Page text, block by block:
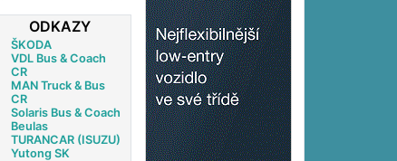
ODKAZY
ŠKODA
VDL Bus & Coach
CR
MAN Truck & Bus
CR
Solaris Bus & Coach
Beulas
TURANCAR (ISUZU)
Yutong SK